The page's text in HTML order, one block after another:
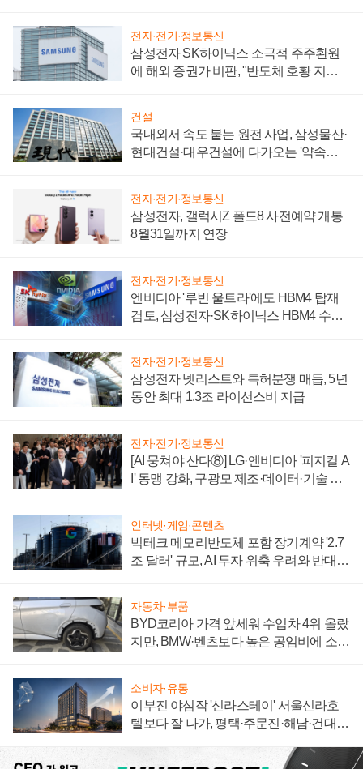
전자·전기·정보통신
삼성전자 SK하이닉스 소극적 주주환원
에 해외 증권가 비판, "반도체 호황 지속
건설
국내외서 속도 붙는 원전 사업, 삼성물산·
현대건설·대우건설에 다가오는 '약속의
전자·전기·정보통신
삼성전자, 갤럭시Z 폴드8 사전예약 개통
8월31일까지 연장
전자·전기·정보통신
엔비디아 '루빈 울트라'에도 HBM4 탑재
검토, 삼성전자·SK하이닉스 HBM4 수율
전자·전기·정보통신
삼성전자 넷리스트와 특허분쟁 매듭, 5년
동안 최대 1.3조 라이선스비 지급
전자·전기·정보통신
[AI 뭉쳐야 산다⑧] LG·엔비디아 '피지컬 A
I' 동맹 강화, 구광모 제조·데이터·기술 결
인터넷·게임·콘텐츠
빅테크 메모리반도체 포함 장기계약 '2.7
조 달러' 규모, AI 투자 위축 우려와 반대
자동차·부품
BYD코리아 가격 앞세워 수입차 4위 올랐
지만, BMW·벤츠보다 높은 공임비에 소비
소비자·유통
이부진 야심작 '신라스테이' 서울신라호
텔보다 잘 나가, 평택·주문진·해남·건대로